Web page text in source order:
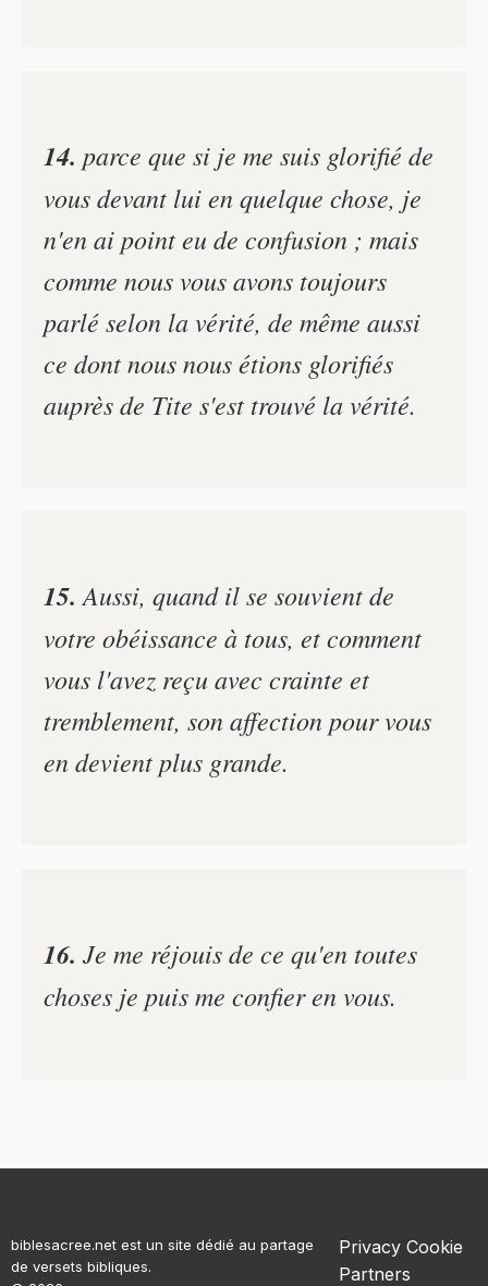
14. parce que si je me suis glorifié de
vous devant lui en quelque chose, je
n'en ai point eu de confusion ; mais
comme nous vous avons toujours
parlé selon la vérité, de même aussi
ce dont nous nous étions glorifiés
auprès de Tite s'est trouvé la vérité.
15. Aussi, quand il se souvient de
votre obéissance à tous, et comment
vous l'avez reçu avec crainte et
tremblement, son affection pour vous
en devient plus grande.
16. Je me réjouis de ce qu'en toutes
choses je puis me confier en vous.
biblesacree.net est un site dédié au partage
de versets bibliques.
Privacy Cookie
Partners